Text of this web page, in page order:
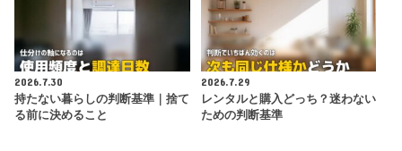
2026.7.30
持たない暮らしの判断基準｜捨て
る前に決めること
2026.7.29
レンタルと購入どっち？迷わない
ための判断基準